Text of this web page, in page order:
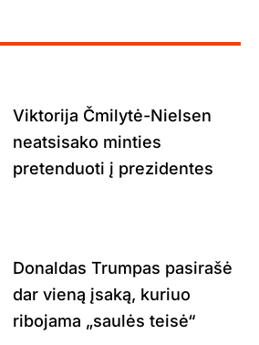
Viktorija Čmilytė-Nielsen
neatsisako minties
pretenduoti į prezidentes
Donaldas Trumpas pasirašė
dar vieną įsaką, kuriuo
ribojama „saulės teisė“